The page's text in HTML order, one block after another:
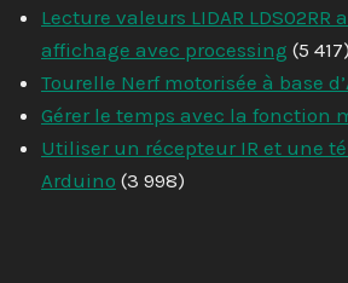
Lecture valeurs LIDAR LDS02RR
affichage avec processing (5 417)
Tourelle Nerf motorisée à base
Gérer le temps avec la fonction
Utiliser un récepteur IR et une
Arduino (3 998)